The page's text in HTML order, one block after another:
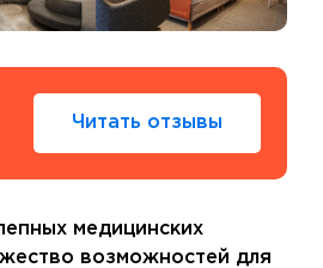
Читать отзывы
медицинских
возможностей для